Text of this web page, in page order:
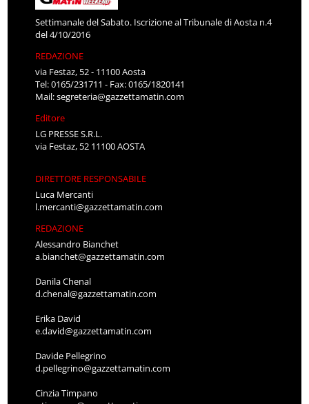
Settimanale del Sabato. Iscrizione al Tribunale di Aosta n.4
del 4/10/2016
REDAZIONE
via Festaz, 52 - 11100 Aosta
Tel: 0165/231711 - Fax: 0165/1820141
Mail:segreteria@gazzettamatin.com
Editore
LG PRESSE S.R.L.
via Festaz, 52 11100 AOSTA
DIRETTORE RESPONSABILE
Luca Mercanti
l.mercanti@gazzettamatin.com
REDAZIONE
Alessandro Bianchet
a.bianchet@gazzettamatin.com
Danila Chenal
d.chenal@gazzettamatin.com
Erika David
e.david@gazzettamatin.com
Davide Pellegrino
d.pellegrino@gazzettamatin.com
Cinzia Timpano